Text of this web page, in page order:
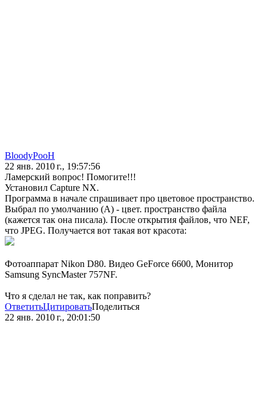
BloodyPooH
22 янв. 2010 г., 19:57:56
Ламерский вопрос! Помогите!!!
Установил Capture NX.
Программа в начале спрашивает про цветовое пространство.
Выбрал по умолчанию (А) - цвет. пространство файла
(кажется так она писала). После открытия файлов, что NEF,
что JPEG. Получается вот такая вот красота:
Фотоаппарат Nikon D80. Видео GeForce 6600, Монитор
Samsung SyncMaster 757NF.
Что я сделал не так, как поправить?
ОтветитьЦитироватьПоделиться
22 янв. 2010 г., 20:01:50